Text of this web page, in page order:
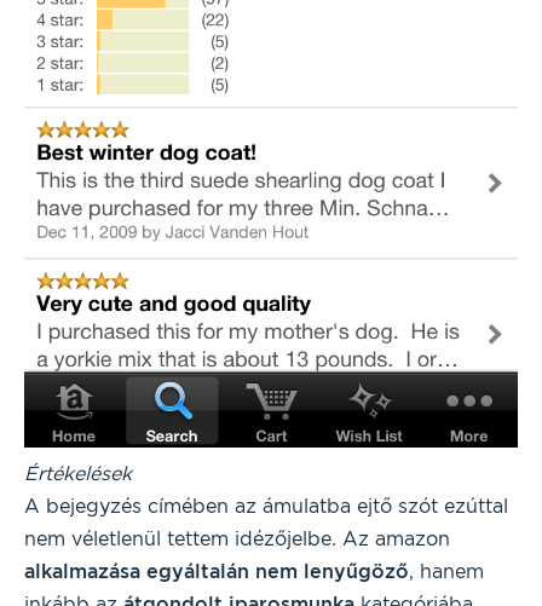
Értékelések
A bejegyzés címében az ámulatba ejtő szót ezúttal
nem véletlenül tettem idézőjelbe. Az amazon
alkalmazása egyáltalán nem lenyűgöző, hanem